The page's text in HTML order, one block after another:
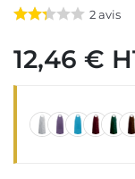
2avis
12,46 €